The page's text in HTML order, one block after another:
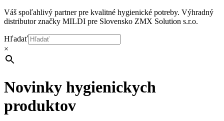
Váš spoľahlivý partner pre kvalitné hygienické potreby. Výhradný
distributor značky MILDI pre Slovensko ZMX Solution s.r.o.
Hľadať
×
Novinky hygienickych
produktov